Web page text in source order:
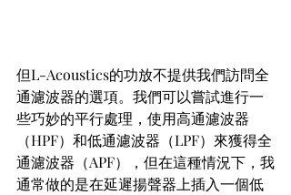
但L-Acoustics的功放不提供我們訪問全
通濾波器的選項。我們可以嘗試進行一
些巧妙的平行處理，使用高通濾波器
（HPF）和低通濾波器（LPF）來獲得全
通濾波器（APF），但在這種情況下，我
通常做的是在延遲揚聲器上插入一個低